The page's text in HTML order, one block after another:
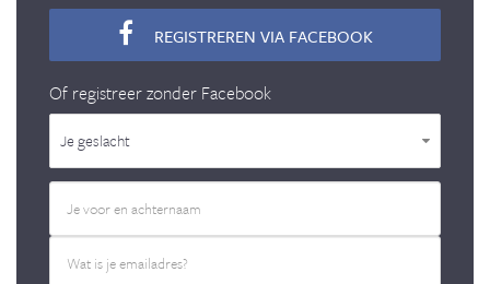
REGISTREREN VIA FACEBOOK
Of registreer zonder Facebook
Je geslacht